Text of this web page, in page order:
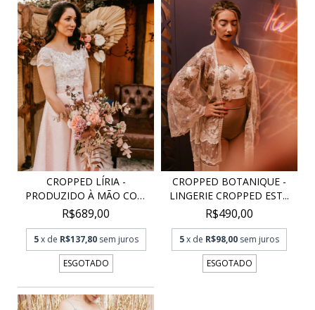
CROPPED LÍRIA -
PRODUZIDO À MÃO COM
REND...
R$689,00
5 x de R$137,80 sem juros
ESGOTADO
CROPPED BOTANIQUE -
LINGERIE CROPPED EST...
R$490,00
5x de R$98,00 sem juros
ESGOTADO